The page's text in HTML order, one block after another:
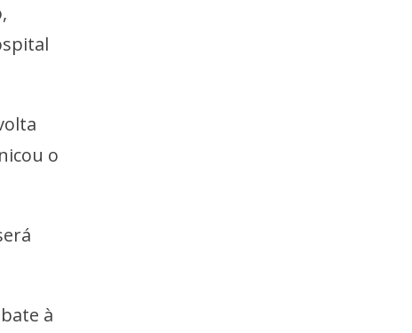
o
à